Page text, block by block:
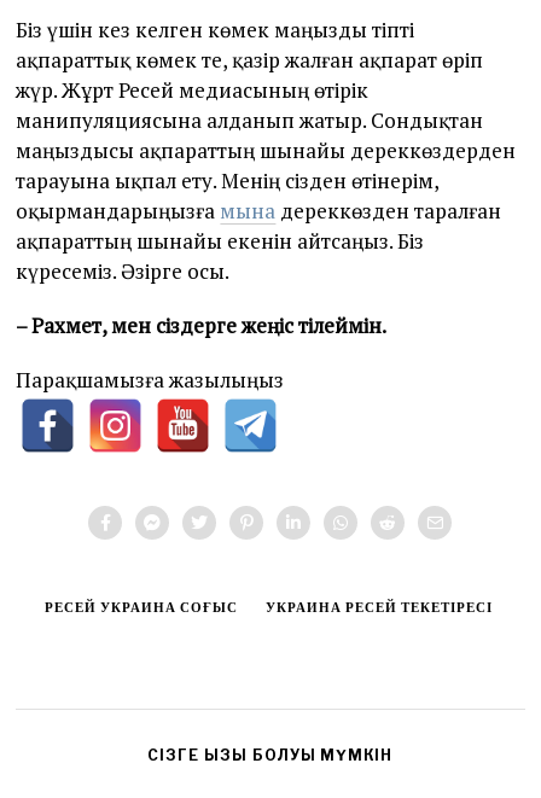
Біз үшін кез келген көмек маңызды тіпті
ақпараттық көмек те, қазір жалған ақпарат өріп
жүр. Жұрт Ресей медиасының өтірік
манипуляциясына алданып жатыр. Сондықтан
маңыздысы ақпараттың шынайы дереккөздерден
тарауына ықпал ету. Менің сізден өтінерім,
оқырмандарыңызға мына дереккөзден таралған
ақпараттың шынайы екенін айтсаңыз. Біз
күресеміз. Әзірге осы.
– Рахмет, мен сіздерге жеңіс тілеймін.
Парақшамызға жазылыңыз
РЕСЕЙ УКРАИНА СОҒЫС УКРАИНА РЕСЕЙ ТЕКЕТІРЕСІ
CІЗГЕ ҚЫЗЫҚ БОЛУЫ МҮМКІН